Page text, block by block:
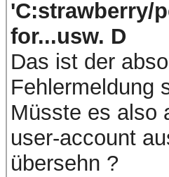
'C:strawberry/
for...usw. D
Das ist der
Fehlermeldung
Müsste es also
user-account
übersehn ?